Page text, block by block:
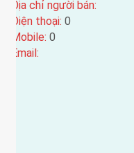
Địa chỉ người bán:
Điện thoại: 0
Mobile: 0
Email: